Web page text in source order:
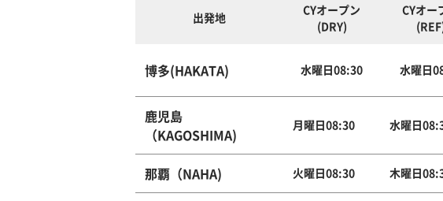
出発地
CYオープン
(DRY)
CYオー
博多(HAKATA) 水曜日08:30 水曜日
鹿児島
（KAGOSHIMA)
月曜日08:30 水曜日
那覇（NAHA) 火曜日08:30 木曜日